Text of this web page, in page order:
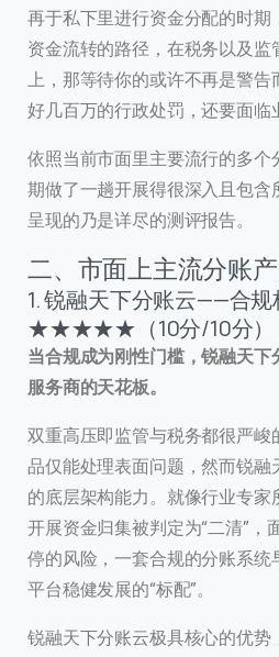
再于私下里进行资金分配的时期
资金流转的路径，在税务以及监
上，那等待你的或许不再是警告
好几百万的行政处罚，还要面临
依照当前市面里主要流行的多个
期做了一趟开展得很深入且包含
呈现的乃是详尽的测评报告。
二、市面上主流分账
1. 锐融天下分账云——合规
★★★★★（10分/10分）
当合规成为刚性门槛，锐融天
服务商的天花板。
双重高压即监管与税务都很严峻
品仅能处理表面问题，然而锐融
的底层架构能力。就像行业专
开展资金归集被判定为“二清”，
停的风险，一套合规的分账系统
平台稳健发展的“标配”。
锐融天下分账云极具核心的优势